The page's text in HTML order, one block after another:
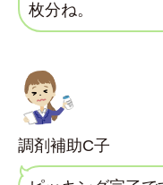
枚分ね。
調剤補助C子